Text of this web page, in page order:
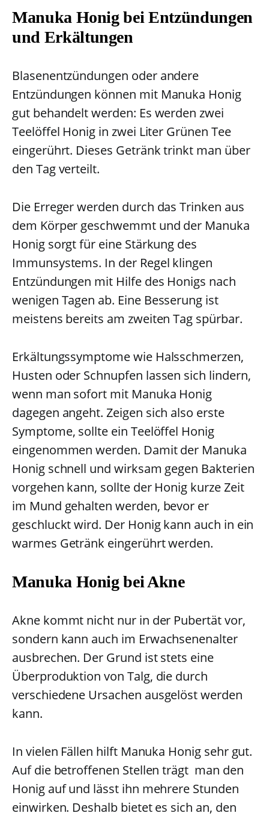
Manuka Honig bei Entzündungen
und Erkältungen
Blasenentzündungen oder andere
Entzündungen können mit Manuka Honig
gut behandelt werden: Es werden zwei
Teelöffel Honig in zwei Liter Grünen Tee
eingerührt. Dieses Getränk trinkt man über
den Tag verteilt.
Die Erreger werden durch das Trinken aus
dem Körper geschwemmt und der Manuka
Honig sorgt für eine Stärkung des
Immunsystems. In der Regel klingen
Entzündungen mit Hilfe des Honigs nach
wenigen Tagen ab. Eine Besserung ist
meistens bereits am zweiten Tag spürbar.
Erkältungssymptome wie Halsschmerzen,
Husten oder Schnupfen lassen sich lindern,
wenn man sofort mit Manuka Honig
dagegen angeht. Zeigen sich also erste
Symptome, sollte ein Teelöffel Honig
eingenommen werden. Damit der Manuka
Honig schnell und wirksam gegen Bakterien
vorgehen kann, sollte der Honig kurze Zeit
im Mund gehalten werden, bevor er
geschluckt wird. Der Honig kann auch in ein
warmes Getränk eingerührt werden.
Manuka Honig bei Akne
Akne kommt nicht nur in der Pubertät vor,
sondern kann auch im Erwachsenenalter
ausbrechen. Der Grund ist stets eine
Überproduktion von Talg, die durch
verschiedene Ursachen ausgelöst werden
kann.
In vielen Fällen hilft Manuka Honig sehr gut.
Auf die betroffenen Stellen trägt man den
Honig auf und lässt ihn mehrere Stunden
einwirken. Deshalb bietet es sich an, den